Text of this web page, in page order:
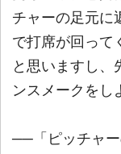
チャーの足元に
で打席が回って
と思いますし、
ンスメークをし
──「ピッチャー